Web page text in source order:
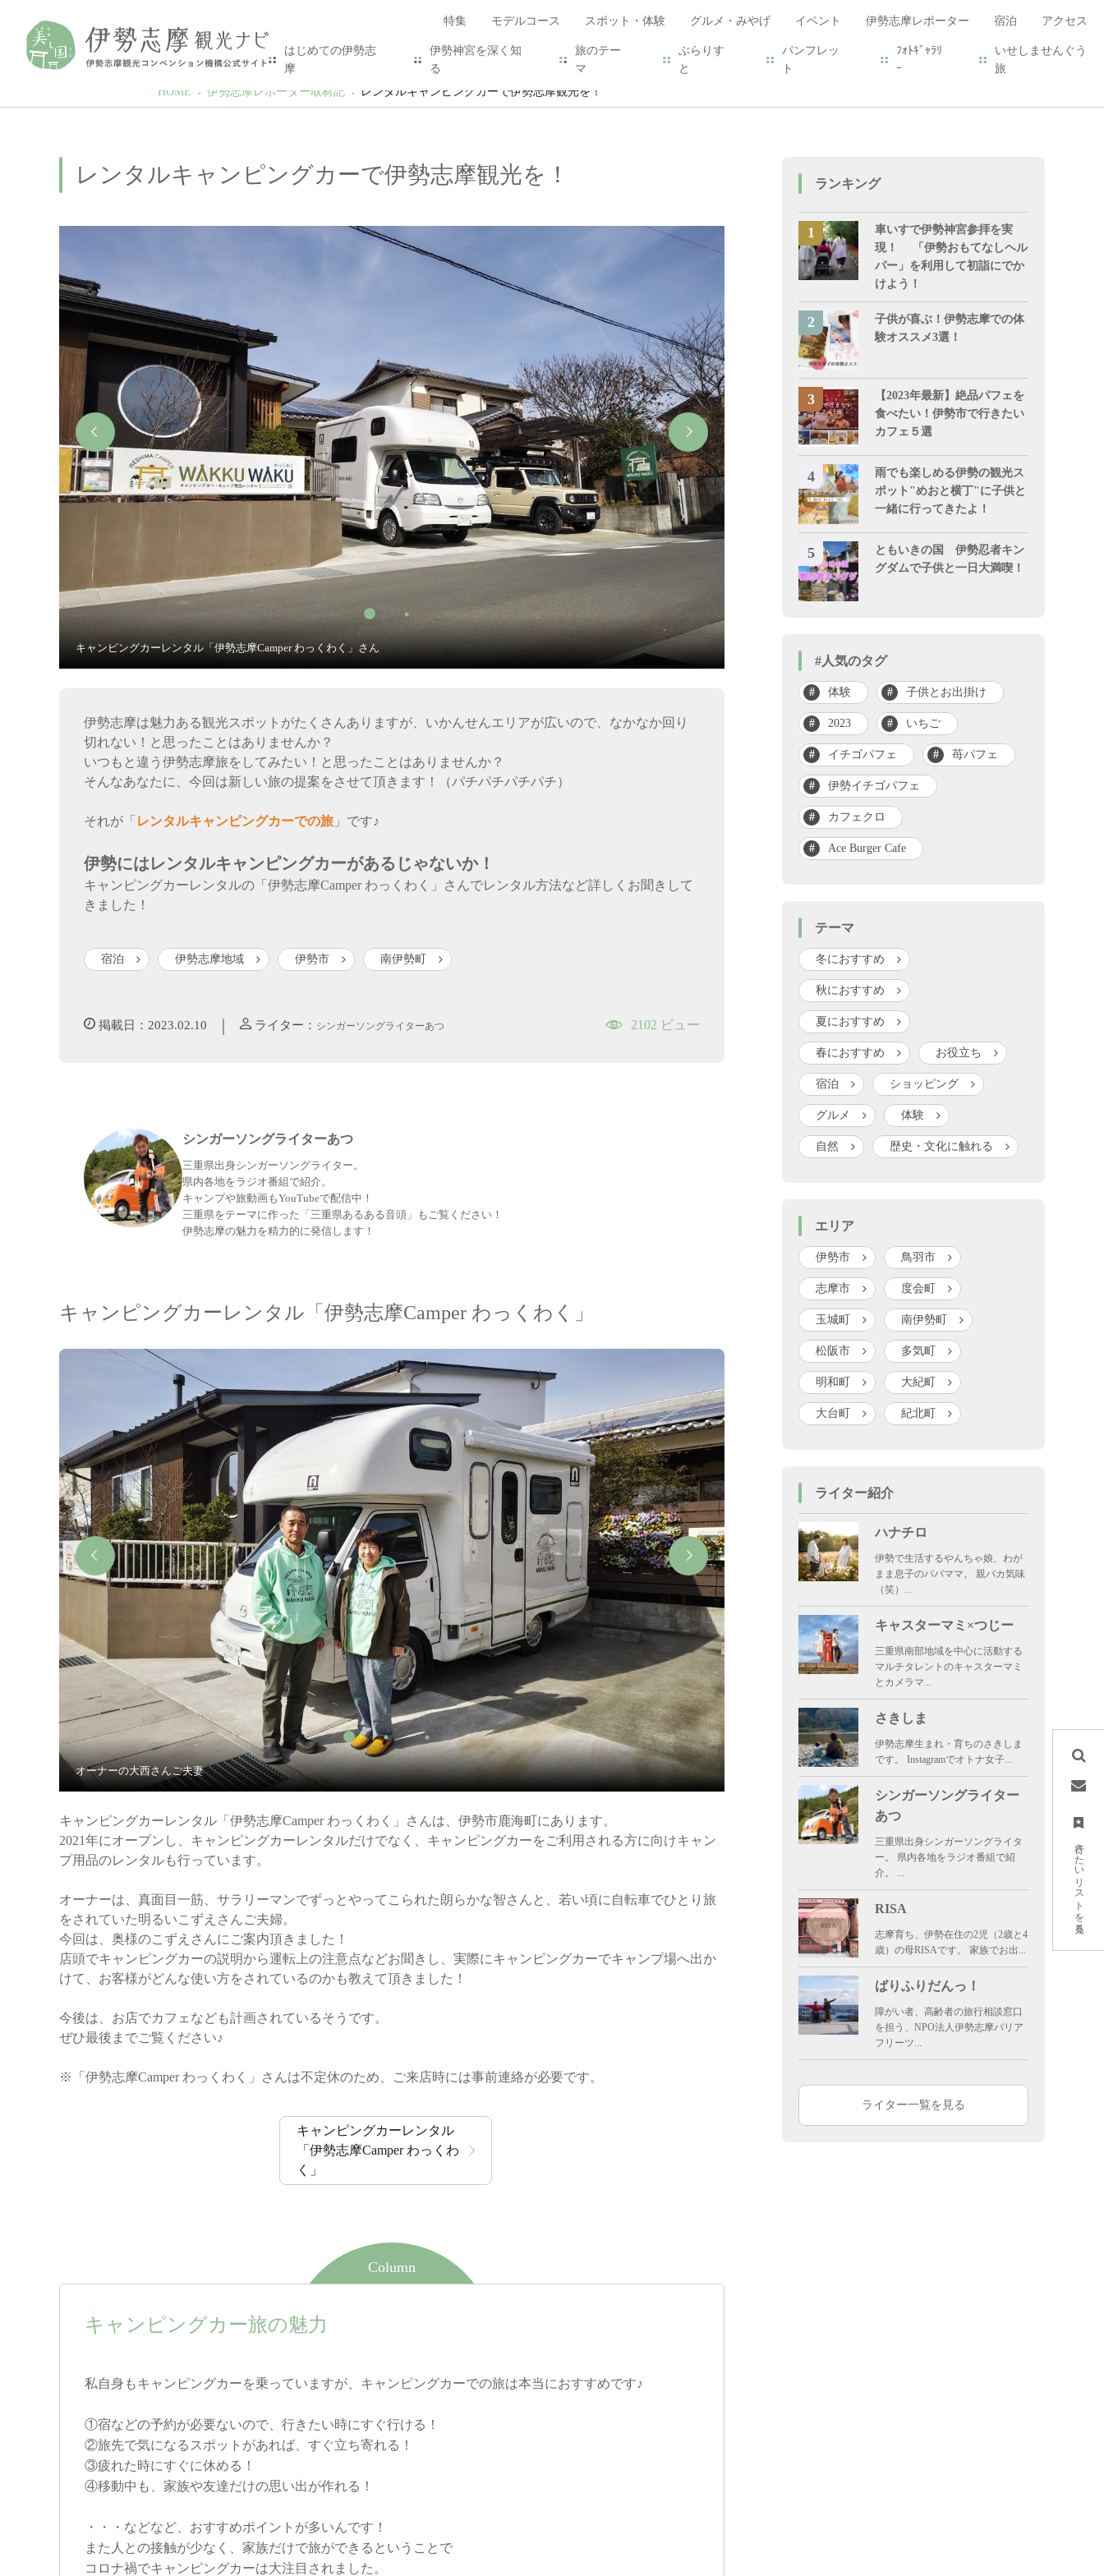
特集 モデルコース スポット・体験 グルメ・みやげ イベント 伊勢志摩レポーター 宿泊 アクセス
はじめての伊勢志
摩
伊勢神宮を深く知
る
旅のテー
マ
ぶらりす
と
パンフレッ
ト
ﾌｫﾄｷﾞｬﾗﾘ
ｰ
いせしませんぐう
旅
行きたいリストを見る
HOME 伊勢志摩レポーター取材記 レンタルキャンピングカーで伊勢志摩観光を！
レンタルキャンピングカーで伊勢志摩観光を！
キャンピングカーレンタル「伊勢志摩Camper わっくわく」さん
伊勢志摩は魅力ある観光スポットがたくさんありますが、いかんせんエリアが広いので、なかなか回り
切れない！と思ったことはありませんか？
いつもと違う伊勢志摩旅をしてみたい！と思ったことはありませんか？
そんなあなたに、今回は新しい旅の提案をさせて頂きます！（パチパチパチパチ）
それが「 レンタルキャンピングカーでの旅 」です♪
伊勢にはレンタルキャンピングカーがあるじゃないか！
キャンピングカーレンタルの「伊勢志摩Camper わっくわく」さんでレンタル方法など詳しくお聞きして
きました！
宿泊 伊勢志摩地域 伊勢市 南伊勢町
掲載日：2023.02.10 ライター： シンガーソングライターあつ 2102 ビュー
シンガーソングライターあつ
三重県出身シンガーソングライター。
県内各地をラジオ番組で紹介。
キャンプや旅動画もYouTubeで配信中！
三重県をテーマに作った「三重県あるある音頭」もご覧ください！
伊勢志摩の魅力を精力的に発信します！
キャンピングカーレンタル「伊勢志摩Camper わっくわく」
オーナーの大西さんご夫妻 キャンピングカーレンタル「伊勢志摩Camper わっくわく」
キャンピングカーレンタル「伊勢志摩Camper わっくわく」さんは、伊勢市鹿海町にあります。
2021年にオープンし、キャンピングカーレンタルだけでなく、キャンピングカーをご利用される方に向けキャン
プ用品のレンタルも行っています。
オーナーは、真面目一筋、サラリーマンでずっとやってこられた朗らかな智さんと、若い頃に自転車でひとり旅
をされていた明るいこずえさんご夫婦。
今回は、奥様のこずえさんにご案内頂きました！
店頭でキャンピングカーの説明から運転上の注意点などお聞きし、実際にキャンピングカーでキャンプ場へ出か
けて、お客様がどんな使い方をされているのかも教えて頂きました！
今後は、お店でカフェなども計画されているそうです。
ぜひ最後までご覧ください♪
※「伊勢志摩Camper わっくわく」さんは不定休のため、ご来店時には事前連絡が必要です。
キャンピングカーレンタル
「伊勢志摩Camper わっくわ
く」
Column
キャンピングカー旅の魅力
私自身もキャンピングカーを乗っていますが、キャンピングカーでの旅は本当におすすめです♪
①宿などの予約が必要ないので、行きたい時にすぐ行ける！
②旅先で気になるスポットがあれば、すぐ立ち寄れる！
③疲れた時にすぐに休める！
④移動中も、家族や友達だけの思い出が作れる！
・・・などなど、おすすめポイントが多いんです！
また人との接触が少なく、家族だけで旅ができるということで
コロナ禍でキャンピングカーは大注目されました。
ランキング
車いすで伊勢神宮参拝を実
現！ 「伊勢おもてなしヘル
パー」を利用して初詣にでか
けよう！
子供が喜ぶ！伊勢志摩での体
験オススメ3選！
【2023年最新】絶品パフェを
食べたい！伊勢市で行きたい
カフェ５選
雨でも楽しめる伊勢の観光ス
ポット"めおと横丁"に子供と
一緒に行ってきたよ！
ともいきの国 伊勢忍者キン
グダムで子供と一日大満喫！
#人気のタグ
体験 子供とお出掛け
2023 いちご
イチゴパフェ 苺パフェ
伊勢イチゴパフェ
カフェクロ
Ace Burger Cafe
テーマ
冬におすすめ
秋におすすめ
夏におすすめ
春におすすめ お役立ち
宿泊 ショッピング
グルメ 体験
自然 歴史・文化に触れる
エリア
伊勢市 鳥羽市
志摩市 度会町
玉城町 南伊勢町
松阪市 多気町
明和町 大紀町
大台町 紀北町
ライター紹介
ハナチロ
伊勢で生活するやんちゃ娘、わが
まま息子のパパママ。 親バカ気味
（笑）...
キャスターマミ×つじー
三重県南部地域を中心に活動する
マルチタレントのキャスターマミ
とカメラマ...
さきしま
伊勢志摩生まれ・育ちのさきしま
です。 Instagramでオトナ女子...
シンガーソングライター
あつ
三重県出身シンガーソングライタ
ー。 県内各地をラジオ番組で紹
介。 ...
RISA
志摩育ち、伊勢在住の2児（2歳と4
歳）の母RISAです。 家族でお出...
ばりふりだんっ！
障がい者、高齢者の旅行相談窓口
を担う、NPO法人伊勢志摩バリア
フリーツ...
ライター一覧を見る